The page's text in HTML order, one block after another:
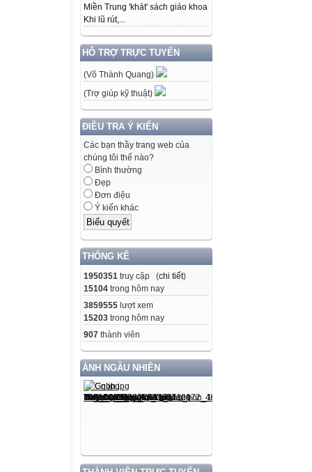
Miền Trung 'khát' sách giáo khoa
Khi lũ rút,...
HỖ TRỢ TRỰC TUYẾN
(Võ Thành Quang)
(Trợ giúp kỹ thuật)
ĐIỀU TRA Ý KIẾN
Các bạn thầy trang web của
chúng tôi thế nào?
Bình thường
Đẹp
Đơn điệu
Ý kiến khác
THỐNG KÊ
1950351 truy cập (chi tiết)
15104 trong hôm nay
3859555 lượt xem
15203 trong hôm nay
907 thành viên
ẢNH NGẪU NHIÊN